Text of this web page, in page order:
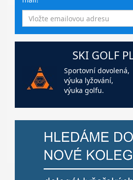
SKI GOLF
Sportovní dovolená,
výuka lyžování,
výuka golfu.